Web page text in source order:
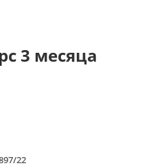
3 месяца
22